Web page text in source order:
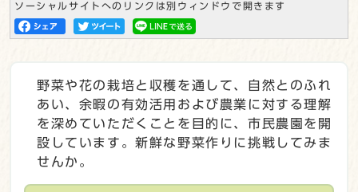
ソーシャルサイトへのリンクは別ウィンドウで開きます
野菜や花の栽培と収穫を通して、自然とのふれ
あい、余暇の有効活用および農業に対する理解
を深めていただくことを目的に、市民農園を開
設しています。新鮮な野菜作りに挑戦してみま
せんか。